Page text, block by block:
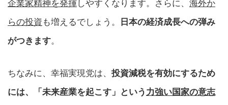
企業家精神を発揮 しやすくなります。さらに、 海外か
らの投資 も増えるでしょう。
日本の経済成長への弾み
がつきます。
ちなみに、幸福実現党は、 投資減税を有効にするため
には、「未来産業を起こす」という 力強い国家の意志